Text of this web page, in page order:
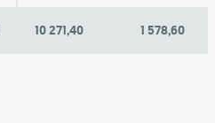
10 271,40 1 578,60